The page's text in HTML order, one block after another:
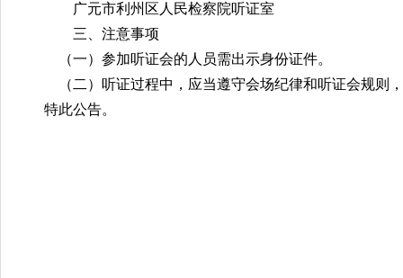
广元市利州区人民检察院听证室
三、注意事项
（一）参加听证会的人员需出示身份证件。
（二）听证过程中 ， 应当遵守会场纪律和听证会规则
，
特此公告。